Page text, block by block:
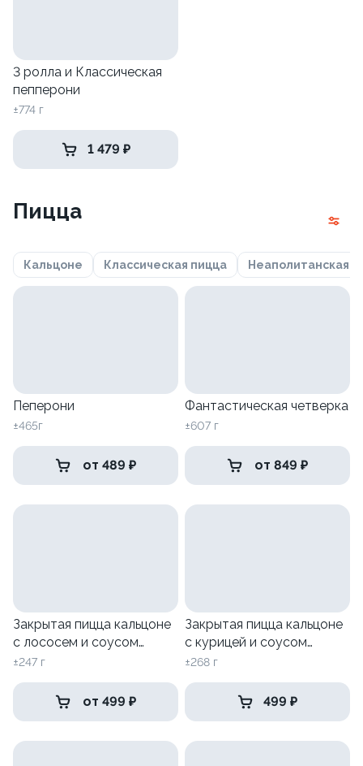
3 ролла и Классическая
пепперони
±774 г
1 479 ₽
Пицца
Кальцоне Классическая пицца Неаполитанская
Пеперони
±465г
от 489 ₽
Фантастическая четверка
±607 г
от 849 ₽
Закрытая пицца кальцоне
с лососем и соусом
песто
±247 г
от 499 ₽
Закрытая пицца кальцоне
с курицей и соусом
Цезарь
±268 г
499 ₽